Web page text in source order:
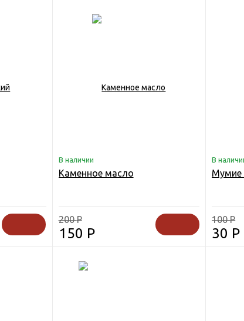
В наличии
Каменное масло
200Р
150 Р
В
Мумие
100Р
30 Р